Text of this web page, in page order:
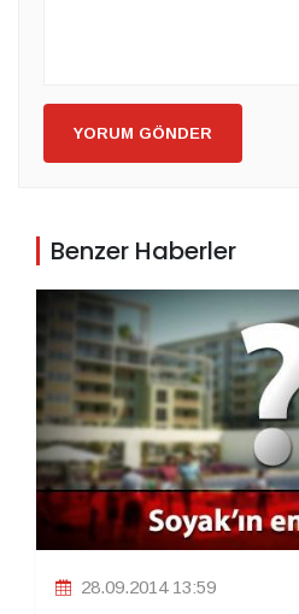
YORUM GÖNDER
Benzer Haberler
28.09.2014 13:59